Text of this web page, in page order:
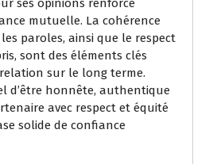
ses opinions renforce
mutuelle. La cohérence
paroles, ainsi que le respect
sont des éléments clés
sur le long terme.
d’être honnête, authentique
avec respect et équité
solide de confiance